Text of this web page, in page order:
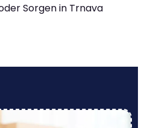
Sorgen in Trnava